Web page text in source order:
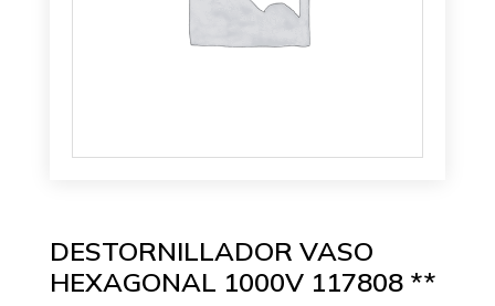
DESTORNILLADOR VASO
HEXAGONAL 1000V 117808 **